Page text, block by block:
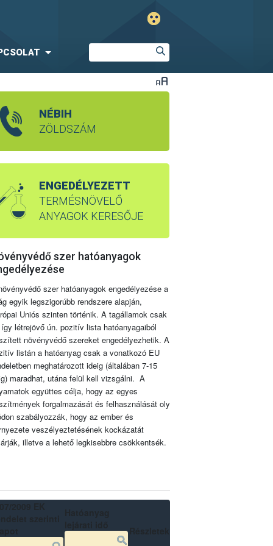
NÉBIH
ZÖLDSZÁM
ENGEDÉLYEZETT
TERMÉSNÖVELŐ
ANYAGOK KERESŐJE
szer hatóanyagok
szer hatóanyagok engedélyezése a
egyik legszigorúbb rendszere alapján,
Uniós szinten történik. A tagállamok csak
létrejövő ún. pozitív lista hatóanyagaiból
növényvédő szereket engedélyezhetik. A
listán a hatóanyag csak a vonatkozó EU
meghatározott ideig (általában 7-15
maradhat, utána felül kell vizsgálni. A
együttes célja, hogy az egyes
forgalmazását és felhasználását oly
szabályozzák, hogy az ember és
veszélyeztetésének kockázatát
illetve a lehető legkisebbre csökkentsék.